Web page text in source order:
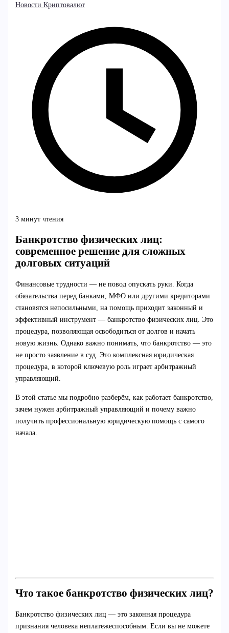
Новости Криптовалют
3 минут чтения
Банкротство физических лиц:
современное решение для сложных
долговых ситуаций
Финансовые трудности — не повод опускать руки. Когда
обязательства перед банками, МФО или другими кредиторами
становятся непосильными, на помощь приходит законный и
эффективный инструмент — банкротство физических лиц. Это
процедура, позволяющая освободиться от долгов и начать
новую жизнь. Однако важно понимать, что банкротство — это
не просто заявление в суд. Это комплексная юридическая
процедура, в которой ключевую роль играет арбитражный
управляющий.
В этой статье мы подробно разберём, как работает банкротство,
зачем нужен арбитражный управляющий и почему важно
получить профессиональную юридическую помощь с самого
начала.
Что такое банкротство физических лиц?
Банкротство физических лиц — это законная процедура
признания человека неплатежеспособным. Если вы не можете